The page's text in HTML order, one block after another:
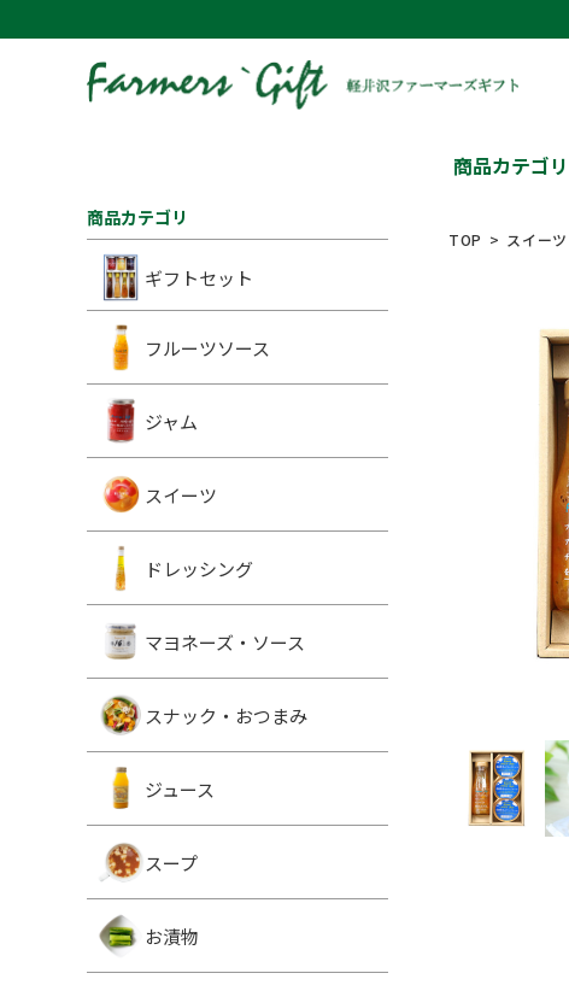
商品カテゴリ
TOP スイーツ
商品カテゴリ
ギフトセット
フルーツソース
ジャム
スイーツ
ドレッシング
マヨネーズ・ソース
スナック・おつまみ
ジュース
スープ
お漬物